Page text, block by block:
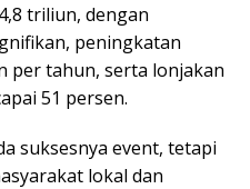
triliun, dengan
peningkatan
per tahun, serta lonjakan
51 persen.
suksesnya event, tetapi
lokal dan